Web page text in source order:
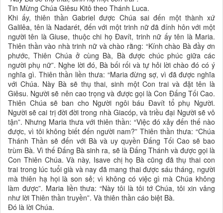
Tin Mừng Chúa Giêsu Kitô theo Thánh Luca.
Khi ấy, thiên thần Gabriel được Chúa sai đến một thành xứ
Galilêa, tên là Nadarét, đến với một trinh nữ đã đính hôn với một
người tên là Giuse, thuộc chi họ Ðavít, trinh nữ ấy tên là Maria.
Thiên thần vào nhà trinh nữ và chào rằng: “Kính chào Bà đầy ơn
phước, Thiên Chúa ở cùng Bà, Bà được chúc phúc giữa các
người phụ nữ”. Nghe lời đó, Bà bối rối và tự hỏi lời chào đó có ý
nghĩa gì. Thiên thần liền thưa: “Maria đừng sợ, vì đã được nghĩa
với Chúa. Này Bà sẽ thụ thai, sinh một Con trai và đặt tên là
Giêsu. Người sẽ nên cao trọng và được gọi là Con Ðấng Tối Cao.
Thiên Chúa sẽ ban cho Người ngôi báu Ðavít tổ phụ Người.
Người sẽ cai trị đời đời trong nhà Giacóp, và triều đại Người sẽ vô
tận”. Nhưng Maria thưa với thiên thần: “Việc đó xảy đến thế nào
được, vì tôi không biết đến người nam?” Thiên thần thưa: “Chúa
Thánh Thần sẽ đến với Bà và uy quyền Ðấng Tối Cao sẽ bao
trùm Bà. Vì thế Ðấng Bà sinh ra, sẽ là Ðấng Thánh và được gọi là
Con Thiên Chúa. Và này, Isave chị họ Bà cũng đã thụ thai con
trai trong lúc tuổi già và nay đã mang thai được sáu tháng, người
mà thiên hạ họi là son sẻ; vì không có việc gì mà Chúa không
làm được”. Maria liền thưa: “Này tôi là tôi tớ Chúa, tôi xin vâng
như lời Thiên thần truyền”. Và thiên thần cáo biệt Bà.
Ðó là lời Chúa.